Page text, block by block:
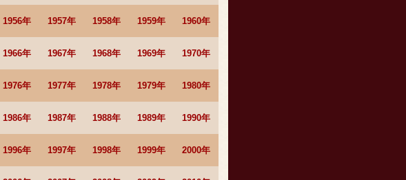
1956年 1957年 1958年 1959年 1960年
1966年 1967年 1968年 1969年 1970年
1976年 1977年 1978年 1979年 1980年
1986年 1987年 1988年 1989年 1990年
1996年 1997年 1998年 1999年 2000年